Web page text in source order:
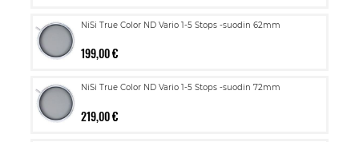
NiSi True Color ND Vario 1-5 Stops -suodin 62mm
199,00 €
NiSi True Color ND Vario 1-5 Stops -suodin 72mm
219,00 €